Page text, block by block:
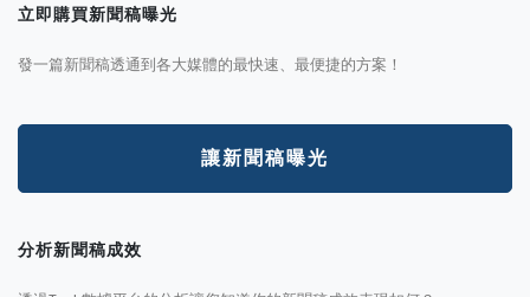
立即購買新聞稿曝光
發一篇新聞稿透通到各大媒體的最快速、最便捷的方案！
讓新聞稿曝光
分析新聞稿成效